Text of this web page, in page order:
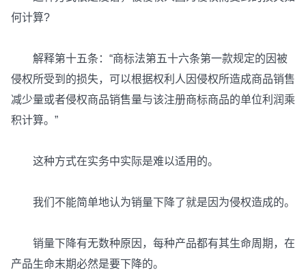
何计算?
解释第十五条：“商标法第五十六条第一款规定的因被
侵权所受到的损失，可以根据权利人因侵权所造成商品销售
减少量或者侵权商品销售量与该注册商标商品的单位利润乘
积计算。”
这种方式在实务中实际是难以适用的。
我们不能简单地认为销量下降了就是因为侵权造成的。
销量下降有无数种原因，每种产品都有其生命周期，在
产品生命末期必然是要下降的。